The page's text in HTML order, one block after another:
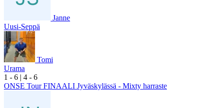
Janne
Uusi-Seppä
Tomi
Urama
1 - 6 | 4 - 6
ONSE Tour FINAALI Jyväskylässä - Mixty harraste